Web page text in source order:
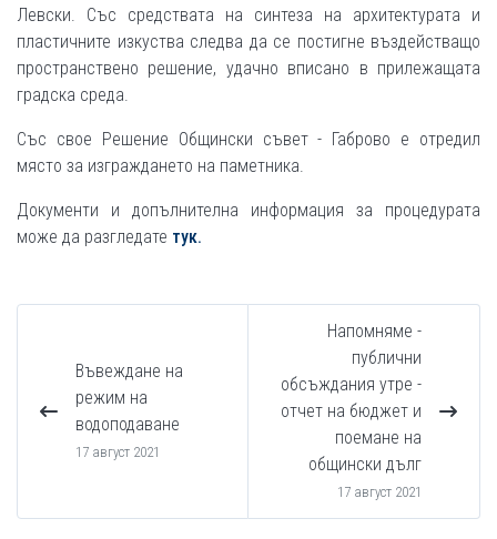
Левски. Със средствата на синтеза на архитектурата и
пластичните изкуства следва да се постигне въздействащо
пространствено решение, удачно вписано в прилежащата
градска среда.
Със свое Решение Общински съвет - Габрово е отредил
място за изграждането на паметника.
Документи и допълнителна информация за процедурата
може да разгледате тук.
Въвеждане на
режим на
водоподаване
17 август 2021
Напомняме -
публични
обсъждания утре -
отчет на бюджет и
поемане на
общински дълг
17 август 2021